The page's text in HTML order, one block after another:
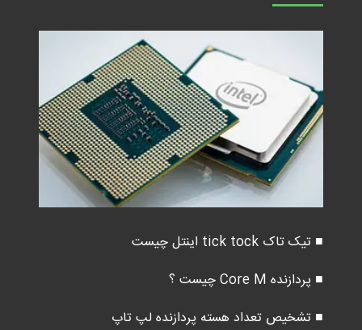
■ تیک تاک tick tock اینتل چیست
■ پردازنده Core M چیست ؟
■ تشخیص تعداد هسته پردازنده لپ تاپ